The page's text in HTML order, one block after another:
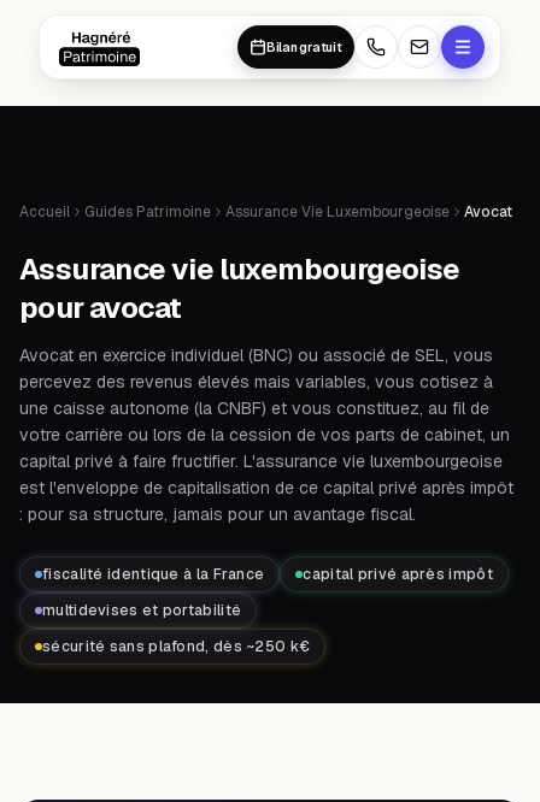
Bilan gratuit
Accueil Guides Patrimoine Assurance Vie Luxembourgeoise Avocat
Assurance vie luxembourgeoise
pour avocat
Avocat en exercice individuel (BNC) ou associé de SEL, vous
percevez des revenus élevés mais variables, vous cotisez à
une caisse autonome (la CNBF) et vous constituez, au fil de
votre carrière ou lors de la cession de vos parts de cabinet, un
capital privé à faire fructifier. L'assurance vie luxembourgeoise
est l'enveloppe de capitalisation de ce capital privé après impôt
: pour sa structure, jamais pour un avantage fiscal.
fiscalité identique à la France
capital privé après impôt
multidevises et portabilité
sécurité sans plafond, dès ~250 k€